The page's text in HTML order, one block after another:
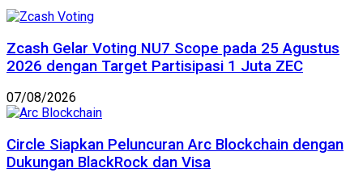
Zcash Gelar Voting NU7 Scope pada 25 Agustus
2026 dengan Target Partisipasi 1 Juta ZEC
07/08/2026
Circle Siapkan Peluncuran Arc Blockchain dengan
Dukungan BlackRock dan Visa